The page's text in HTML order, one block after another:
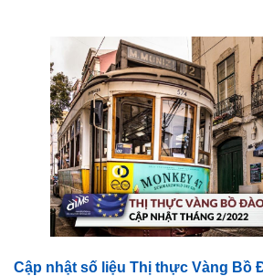
Cập nhật số liệu Thị thực Vàng Bồ